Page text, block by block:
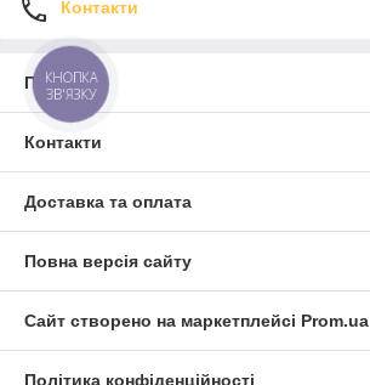
Контакти
Про нас
Контакти
Доставка та оплата
Повна версія сайту
Сайт створено на маркетплейсі Prom.ua
Політика конфіденційності
КНОПКА
ЗВ'ЯЗКУ